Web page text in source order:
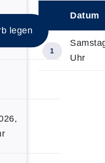
legen
Insgesamt
Datum
1
Uhr